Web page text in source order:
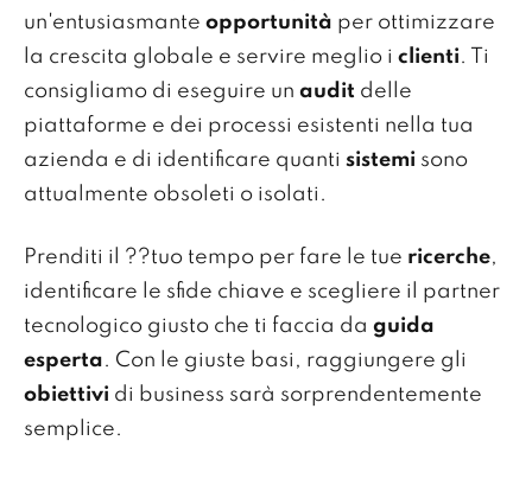
un'entusiasmante opportunità per ottimizzare
la crescita globale e servire meglio i clienti. Ti
consigliamo di eseguire un audit delle
piattaforme e dei processi esistenti nella tua
azienda e di identificare quanti sistemi sono
attualmente obsoleti o isolati.
Prenditi il ??tuo tempo per fare le tue ricerche,
identificare le sfide chiave e scegliere il partner
tecnologico giusto che ti faccia da guida
esperta. Con le giuste basi, raggiungere gli
obiettivi di business sarà sorprendentemente
semplice.